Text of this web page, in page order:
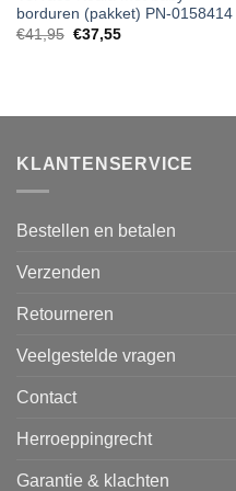
borduren (pakket) PN-0158414
€41,95 €37,55
KLANTENSERVICE
Bestellen en betalen
Verzenden
Retourneren
Veelgestelde vragen
Contact
Herroeppingrecht
Garantie & klachten